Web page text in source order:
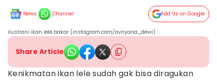
News Channel Add Us on Google
ilustrasi ikan lele bakar (instagram.com/avriyana_dewi)
Share Article
Kenikmatan ikan lele sudah gak bisa diragukan